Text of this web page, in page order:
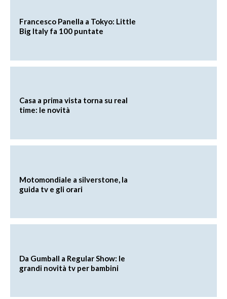
Francesco Panella a Tokyo: Little
Big Italy fa 100 puntate
Casa a prima vista torna su real
time: le novità
Motomondiale a silverstone, la
guida tv e gli orari
Da Gumball a Regular Show: le
grandi novità tv per bambini